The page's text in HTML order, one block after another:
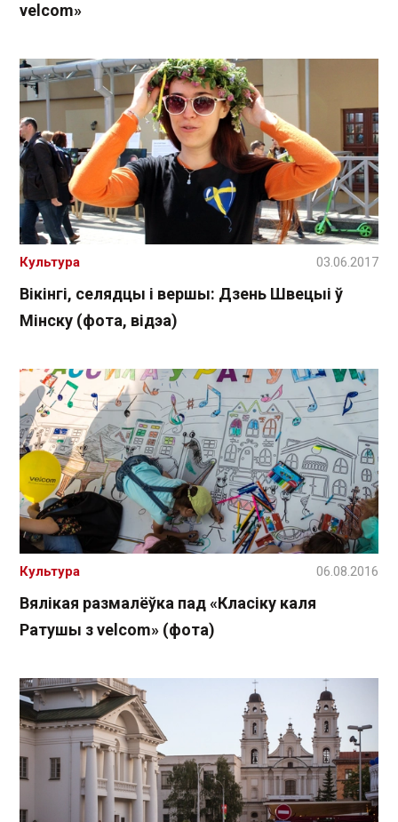
velcom»
Вікінгі, селядцы і вершы: Дзень Швецыі ў
Мінску (фота, відэа)
Культура 03.06.2017
Вялікая размалёўка пад «Класіку каля
Ратушы з velcom» (фота)
Культура 06.08.2016